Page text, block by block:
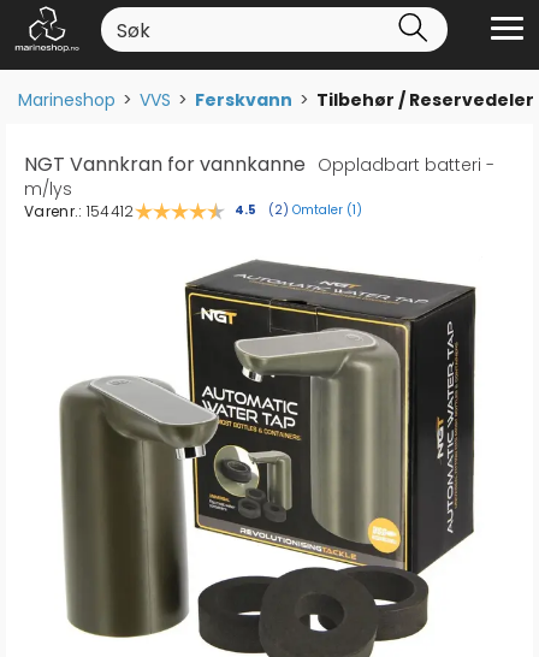
Marineshop>VVS>Ferskvann>Tilbehør / Reservedeler
NGT Vannkran for vannkanne Oppladbart batteri -
m/lys
Varenr.: 154412 Gjennomsnittskarakter:
4.5 (stemmer:
2) Omtaler (1)